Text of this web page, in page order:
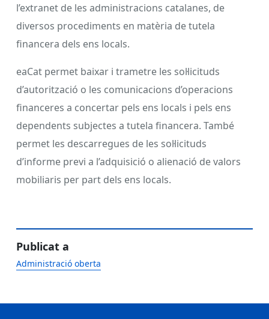
l’extranet de les administracions catalanes, de
diversos procediments en matèria de tutela
financera dels ens locals.
eaCat permet baixar i trametre les sol·licituds
d’autorització o les comunicacions d’operacions
financeres a concertar pels ens locals i pels ens
dependents subjectes a tutela financera. També
permet les descarregues de les sol·licituds
d’informe previ a l’adquisició o alienació de valors
mobiliaris per part dels ens locals.
Publicat a
Administració oberta